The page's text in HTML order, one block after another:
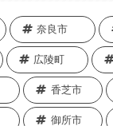
奈良市
広陵町
香芝市
御所市